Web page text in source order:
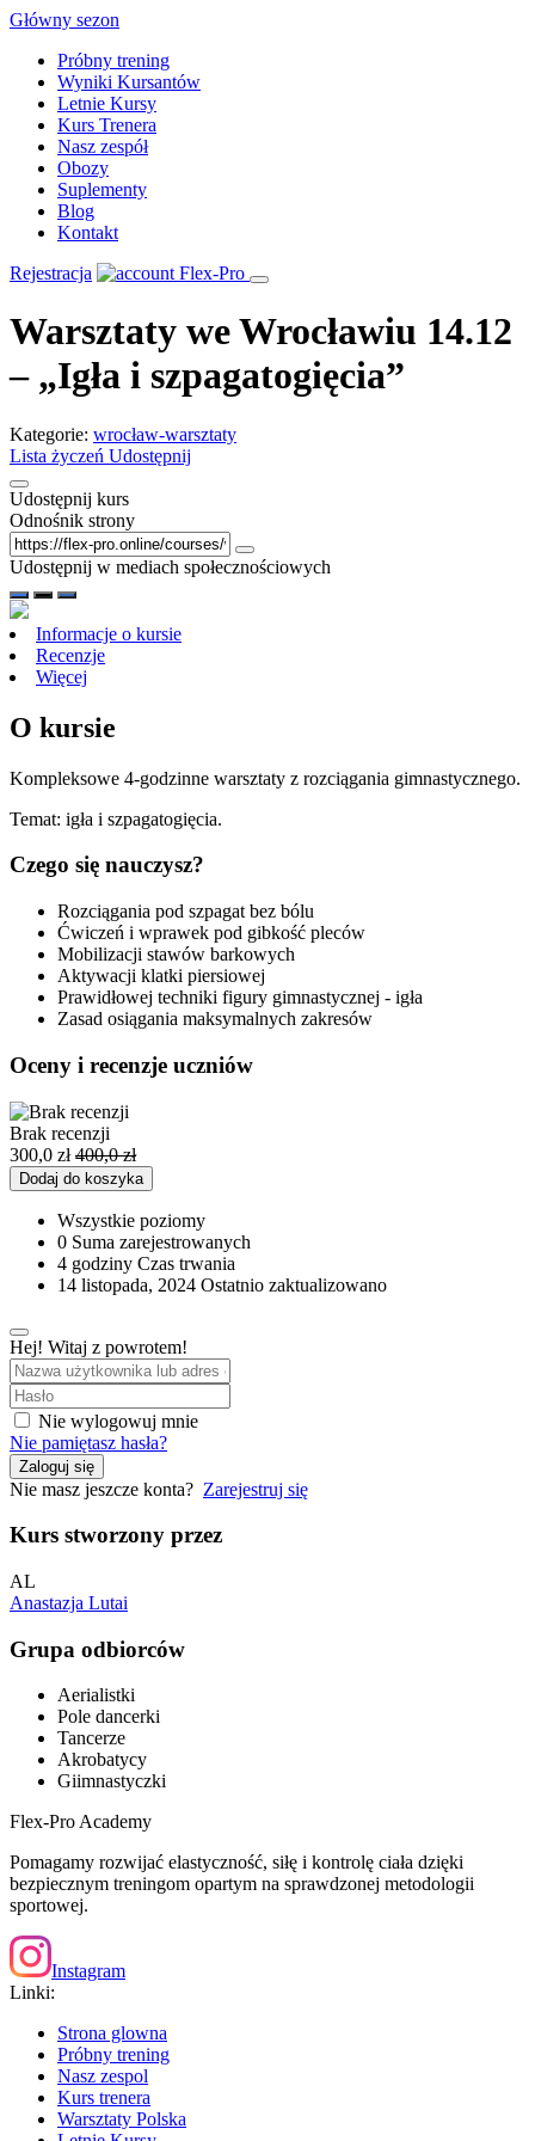
Skip
content
Główny sezon
Próbny trening
Wyniki Kursantów
Letnie Kursy
Kurs Trenera
Nasz zespół
Obozy
Suplementy
Blog
Kontakt
Rejestracja
Warsztaty we Wrocławiu 14.12
– „Igła i szpagatogięcia”
Kategorie: wrocław-warsztaty
Lista życzeń Udostępnij
Udostępnij kurs
Odnośnik strony
Udostępnij w mediach społecznościowych
Informacje o kursie
Recenzje
Więcej
O kursie
Kompleksowe 4-godzinne warsztaty z rozciągania gimnastycznego.
Temat: igła i szpagatogięcia.
Czego się nauczysz?
Rozciągania pod szpagat bez bólu
Ćwiczeń i wprawek pod gibkość pleców
Mobilizacji stawów barkowych
Aktywacji klatki piersiowej
Prawidłowej techniki figury gimnastycznej - igła
Zasad osiągania maksymalnych zakresów
Oceny i recenzje uczniów
Brak recenzji
300,0 zł 400,0zł
Dodaj do koszyka
Wszystkie poziomy
0 Suma zarejestrowanych
4 godziny Czas trwania
14 listopada, 2024 Ostatnio zaktualizowano
Hej! Witaj z powrotem!
Nie wylogowuj mnie
Nie pamiętasz hasła?
Zaloguj się
Nie masz jeszcze konta? Zarejestruj się
Kurs stworzony przez
AL
Anastazja Lutai
Grupa odbiorców
Aerialistki
Pole dancerki
Tancerze
Akrobatycy
Giimnastyczki
Flex-Pro Academy
Pomagamy rozwijać elastyczność, siłę i kontrolę ciała dzięki
bezpiecznym treningom opartym na sprawdzonej metodologii
sportowej.
Instagram
Linki:
Strona glowna
Próbny trening
Nasz zespol
Kurs trenera
Warsztaty Polska